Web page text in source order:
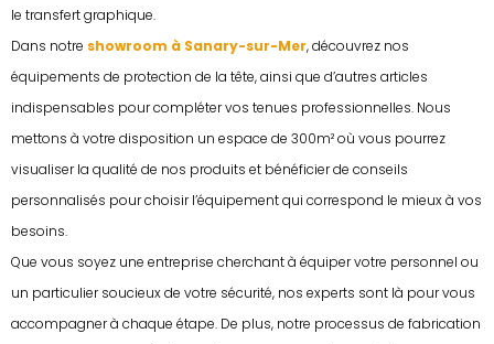
le transfert graphique.
Dans notre showroom à Sanary-sur-Mer, découvrez nos
équipements de protection de la tête, ainsi que d’autres articles
indispensables pour compléter vos tenues professionnelles. Nous
mettons à votre disposition un espace de 300m² où vous pourrez
visualiser la qualité de nos produits et bénéficier de conseils
personnalisés pour choisir l’équipement qui correspond le mieux à vos
besoins.
Que vous soyez une entreprise cherchant à équiper votre personnel ou
un particulier soucieux de votre sécurité, nos experts sont là pour vous
accompagner à chaque étape. De plus, notre processus de fabrication